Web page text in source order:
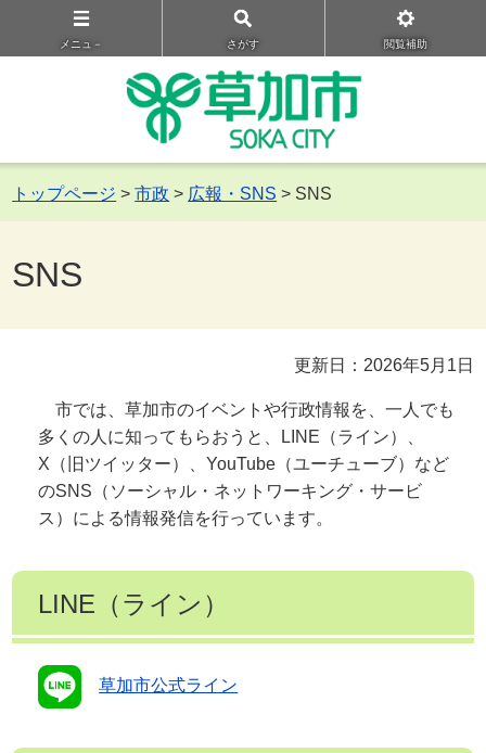
メニュ－ さがす 閲覧補助
トップページ >市政 > 広報・SNS > SNS
SNS
更新日：2026年5月1日
市では、草加市のイベントや行政情報を、一人でも
多くの人に知ってもらおうと、LINE（ライン）、
X（旧ツイッター）、YouTube（ユーチューブ）など
のSNS（ソーシャル・ネットワーキング・サービ
ス）による情報発信を行っています。
LINE（ライン）
草加市公式ライン